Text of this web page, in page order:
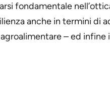
fondamentale
anche in termini di
– ed